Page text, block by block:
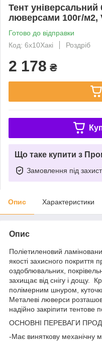
Тент
люверсами 100г/м2,
Готово до відправки
Код: 6х10Хакі
Роздріб
2 178 ₴
Що таке купити з
Замовлення під
Опис Характеристики
Опис
Поліетиленовий
якості захисного покриття
оздоблювальних,
захищає від снігу і дощу.
полімерним шнуром,
Металеві люверси
надійно закріпити тентове
ОСНОВНІ ПЕРЕВАГИ
-Має виняткову механічну